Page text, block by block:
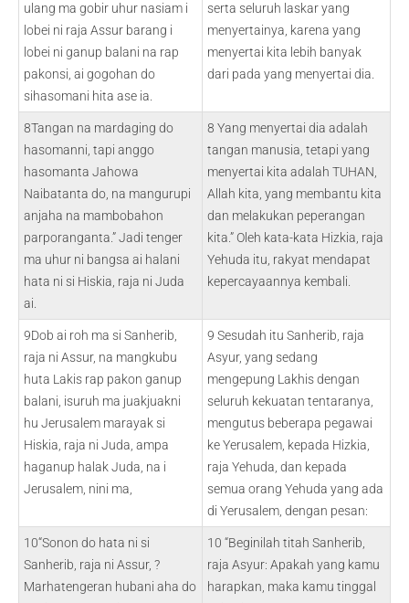
ulang ma gobir uhur nasiam i
lobei ni raja Assur barang i
lobei ni ganup balani na rap
pakonsi, ai gogohan do
sihasomani hita ase ia.
serta seluruh laskar yang
menyertainya, karena yang
menyertai kita lebih banyak
dari pada yang menyertai dia.
8Tangan na mardaging do
hasomanni, tapi anggo
hasomanta Jahowa
Naibatanta do, na mangurupi
anjaha na mambobahon
parporanganta.” Jadi tenger
ma uhur ni bangsa ai halani
hata ni si Hiskia, raja ni Juda
ai.
8 Yang menyertai dia adalah
tangan manusia, tetapi yang
menyertai kita adalah TUHAN,
Allah kita, yang membantu kita
dan melakukan peperangan
kita.” Oleh kata-kata Hizkia, raja
Yehuda itu, rakyat mendapat
kepercayaannya kembali.
9Dob ai roh ma si Sanherib,
raja ni Assur, na mangkubu
huta Lakis rap pakon ganup
balani, isuruh ma juakjuakni
hu Jerusalem marayak si
Hiskia, raja ni Juda, ampa
haganup halak Juda, na i
Jerusalem, nini ma,
9 Sesudah itu Sanherib, raja
Asyur, yang sedang
mengepung Lakhis dengan
seluruh kekuatan tentaranya,
mengutus beberapa pegawai
ke Yerusalem, kepada Hizkia,
raja Yehuda, dan kepada
semua orang Yehuda yang ada
di Yerusalem, dengan pesan:
10“Sonon do hata ni si
Sanherib, raja ni Assur, ?
Marhatengeran hubani aha do
10 “Beginilah titah Sanherib,
raja Asyur: Apakah yang kamu
harapkan, maka kamu tinggal